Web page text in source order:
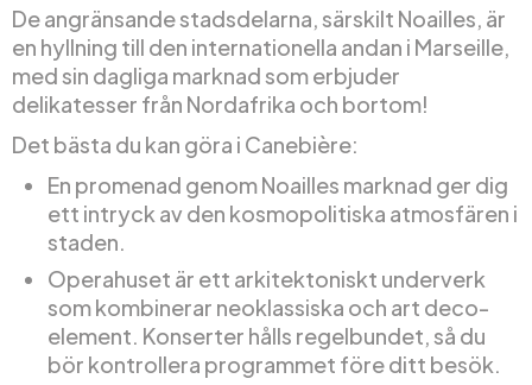
De angränsande stadsdelarna, särskilt Noailles, är
en hyllning till den internationella andan i Marseille,
med sin dagliga marknad som erbjuder
delikatesser från Nordafrika och bortom!
Det bästa du kan göra i Canebière:
En promenad genom Noailles marknad ger dig
ett intryck av den kosmopolitiska atmosfären i
staden.
Operahuset är ett arkitektoniskt underverk
som kombinerar neoklassiska och art deco-
element. Konserter hålls regelbundet, så du
bör kontrollera programmet före ditt besök.